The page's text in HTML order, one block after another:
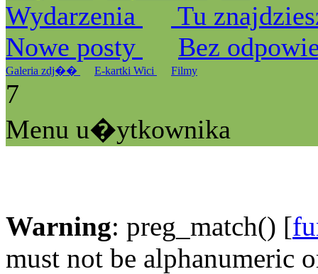
Wydarzenia
Tu
Nowe posty
Bez
Galeria zdj�� E-kartki Wici Filmy
7
Menu u�ytkownika
Warning: preg_match() [
must not be alphanumeric